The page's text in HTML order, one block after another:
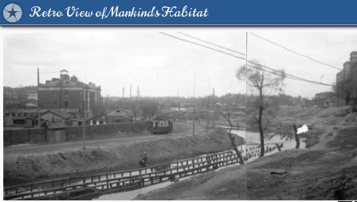
Retro View of Mankind's Habitat